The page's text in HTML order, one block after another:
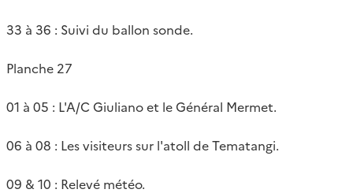
33 à 36 : Suivi du ballon sonde.
Planche 27
01 à 05 : L'A/C Giuliano et le Général Mermet.
06 à 08 : Les visiteurs sur l'atoll de Tematangi.
09 & 10 : Relevé météo.